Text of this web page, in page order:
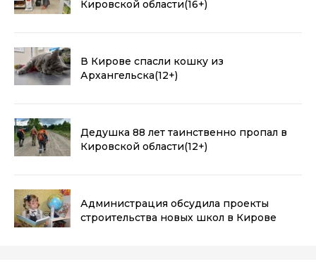
Кировской области(16+)
В Кирове спасли кошку из
Архангельска(12+)
Дедушка 88 лет таинственно пропал в
Кировской области(12+)
Администрация обсудила проекты
строительства новых школ в Кирове